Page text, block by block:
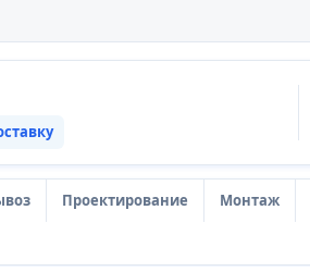
Проектирование Монтаж